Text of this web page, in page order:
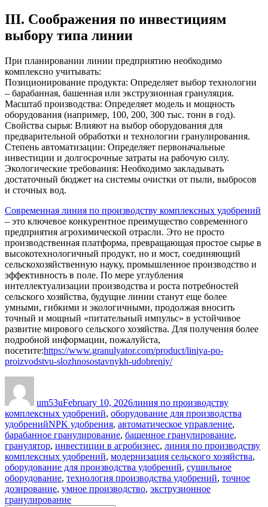
III. Соображения по инвестициям
выбору типа линии
При планировании линии предприятию необходимо
комплексно учитывать:
Позиционирование продукта: Определяет выбор технологии
– барабанная, башенная или экструзионная грануляция.
Масштаб производства: Определяет модель и мощность
оборудования (например, 100, 200, 300 тыс. тонн в год).
Свойства сырья: Влияют на выбор оборудования для
предварительной обработки и технологии гранулирования.
Степень автоматизации: Определяет первоначальные
инвестиции и долгосрочные затраты на рабочую силу.
Экологические требования: Необходимо закладывать
достаточный бюджет на системы очистки от пыли, выбросов
и сточных вод.
Современная линия по производству комплексных удобрений
– это ключевое конкурентное преимущество современного
предприятия агрохимической отрасли. Это не просто
производственная платформа, превращающая простое сырье в
высокотехнологичный продукт, но и мост, соединяющий
сельскохозяйственную науку, промышленное производство и
эффективность в поле. По мере углубления
интеллектуализации производства и роста потребностей
сельского хозяйства, будущие линии станут еще более
умными, гибкими и экологичными, продолжая вносить
точный и мощный «питательный импульс» в устойчивое
развитие мирового сельского хозяйства. Для получения более
подробной информации, пожалуйста,
посетите:https://www.granulyator.com/product/liniya-po-
proizvodstvu-slozhnosostavnykh-udobreniy/
um53uFebruary 10, 2026линия по производству
комплексных удобрений, оборудование для производства
удобренийTags
NPK удобрения, автоматическое управление,
барабанное гранулирование, башенное гранулирование,
гранулятор, инвестиции в агробизнес, линия по производству
комплексных удобрений, модернизация сельского хозяйства,
оборудование для производства удобрений, сушильное
оборудование, технология производства удобрений, точное
дозирование, умное производство, экструзионное
гранулирование